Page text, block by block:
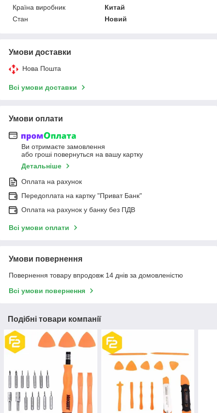
Країна виробник
Китай
Стан
Новий
Умови доставки
Нова Пошта
Всі умови доставки
Умови оплати
Ви отримаєте замовлення
або гроші повернуться на вашу картку
Детальніше
Оплата на рахунок
Передоплата на картку "Приват Банк"
Оплата на рахунок у банку без ПДВ
Всі умови оплати
Умови повернення
Повернення товару впродовж 14 днів за домовленістю
Всі умови повернення
Подібні товари компанії